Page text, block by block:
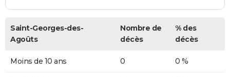
Saint-Georges-des-
Agoûts
Nombre de
décès
% des
décès
Moins de 10 ans 0 0 %